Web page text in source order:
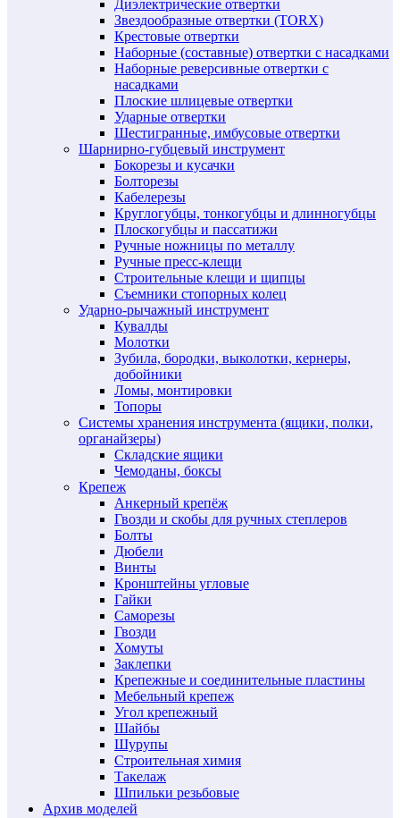
Диэлектрические отвертки
Звездообразные отвертки (TORX)
Крестовые отвертки
Наборные (составные) отвертки с насадками
Наборные реверсивные отвертки с
насадками
Плоские шлицевые отвертки
Ударные отвертки
Шестигранные, имбусовые отвертки
Шарнирно-губцевый инструмент
Бокорезы и кусачки
Болторезы
Кабелерезы
Круглогубцы, тонкогубцы и длинногубцы
Плоскогубцы и пассатижи
Ручные ножницы по металлу
Ручные пресс-клещи
Строительные клещи и щипцы
Съемники стопорных колец
Ударно-рычажный инструмент
Кувалды
Молотки
Зубила, бородки, выколотки, кернеры,
добойники
Ломы, монтировки
Топоры
Системы хранения инструмента (ящики, полки,
органайзеры)
Складские ящики
Чемоданы, боксы
Крепеж
Анкерный крепёж
Гвозди и скобы для ручных степлеров
Болты
Дюбели
Винты
Кронштейны угловые
Гайки
Саморезы
Гвозди
Хомуты
Заклепки
Крепежные и соединительные пластины
Мебельный крепеж
Угол крепежный
Шайбы
Шурупы
Строительная химия
Такелаж
Шпильки резьбовые
Архив моделей